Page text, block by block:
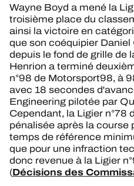
Wayne Boyd a mené la
troisième place du
ainsi la victoire en
que son coéquipier
depuis le fond de grille de
Henrion a terminé
n°98 de Motorsport98, à
avec 18 secondes
Engineering pilotée par
Cependant, la Ligier n°78
pénalisée après la course
temps de référence
que pour une infraction
donc revenue à la Ligier
(Décisions des